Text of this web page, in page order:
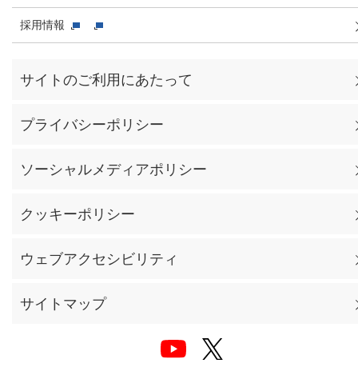
採用情報
サイトのご利用にあたって
プライバシーポリシー
ソーシャルメディアポリシー
クッキーポリシー
ウェブアクセシビリティ
サイトマップ